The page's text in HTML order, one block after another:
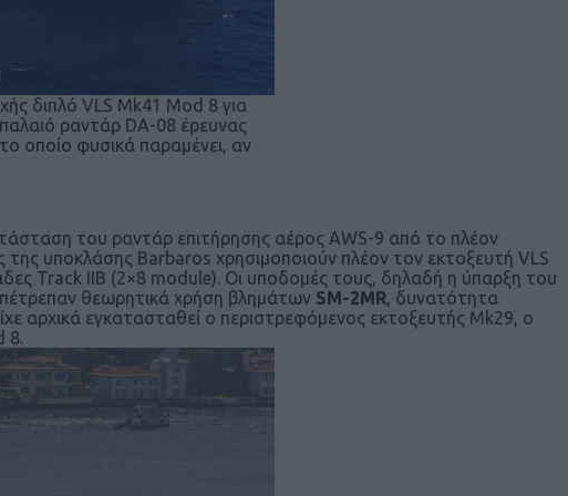
διπλό VLS Mk41 Mod 8 για
ραντάρ DA-08 έρευνας
οποίο φυσικά παραμένει, αν
του ραντάρ επιτήρησης αέρος AWS-9 από το πλέον
της υποκλάσης Barbaros χρησιμοποιούν πλέον τον εκτοξευτή VLS
Track IIB (2×8 module). Οι υποδομές τους, δηλαδή η ύπαρξη του
θεωρητικά χρήση βλημάτων SM-2MR, δυνατότητα
αρχικά εγκατασταθεί ο περιστρεφόμενος εκτοξευτής Mk29, o
8.